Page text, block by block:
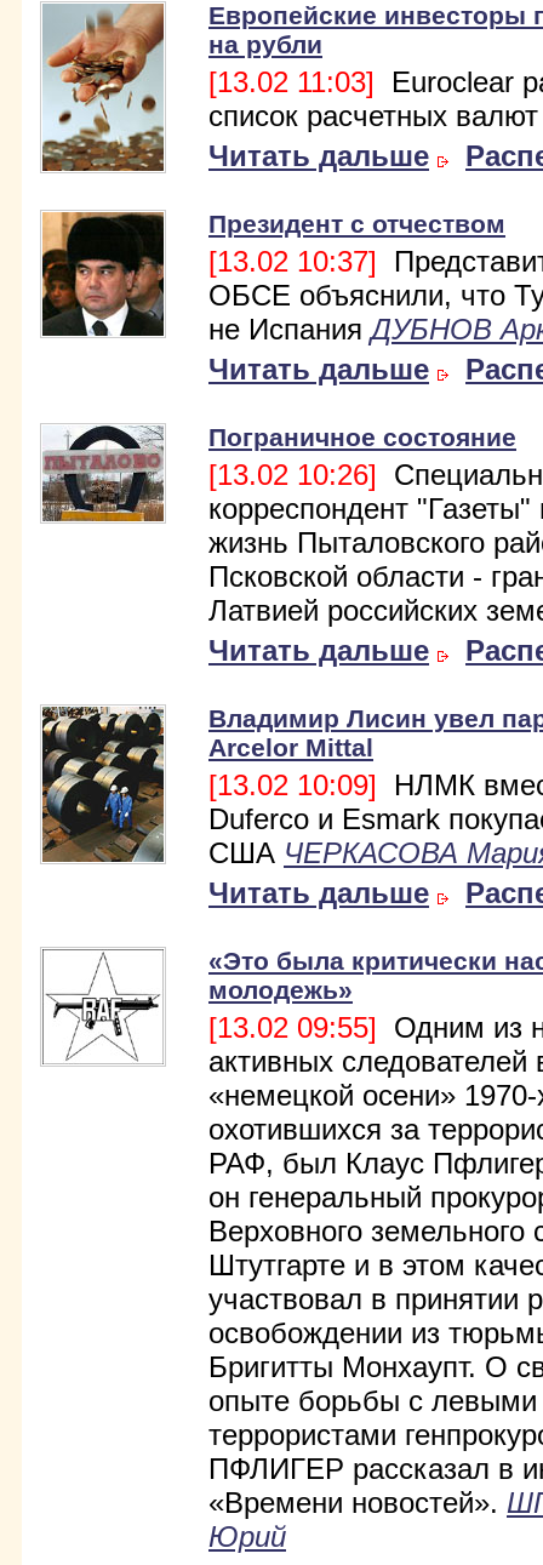
Европейские инвесторы
на рубли
[13.02 11:03] Euroclear
список расчетных валют
Читать дальше
Президент с отчеством
[13.02 10:37]
ОБСЕ объяснили, что
не ИспанияДУБНОВ
Читать дальше
Пограничное состояние
[13.02 10:26]
корреспондент "Газеты"
жизнь Пыталовского
Псковской области -
Латвией российских
Читать дальше
Владимир Лисин увел
Arcelor Mittal
[13.02 10:09] НЛМК
Duferco и Esmark
США ЧЕРКАСОВА
Читать дальше
«Это была критически
молодежь»
[13.02 09:55] Одним из
активных следователей
«немецкой осени» 1970-
охотившихся за
РАФ, был Клаус
он генеральный
Верховного земельного
Штутгарте и в этом
участвовал в принятии
освобождении из
Бригитты Монхаупт. О
опыте борьбы с левыми
террористами
ПФЛИГЕР рассказал в
«Времени новостей».
Юрий